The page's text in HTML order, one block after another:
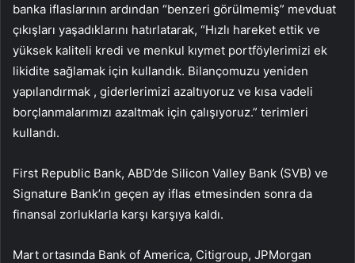
banka iflaslarının ardından “benzeri görülmemiş” mevduat
çıkışları yaşadıklarını hatırlatarak, “Hızlı hareket ettik ve
yüksek kaliteli kredi ve menkul kıymet portföylerimizi ek
likidite sağlamak için kullandık. Bilançomuzu yeniden
yapılandırmak , giderlerimizi azaltıyoruz ve kısa vadeli
borçlanmalarımızı azaltmak için çalışıyoruz.” terimleri
kullandı.
First Republic Bank, ABD’de Silicon Valley Bank (SVB) ve
Signature Bank’ın geçen ay iflas etmesinden sonra da
finansal zorluklarla karşı karşıya kaldı.
Mart ortasında Bank of America, Citigroup, JPMorgan